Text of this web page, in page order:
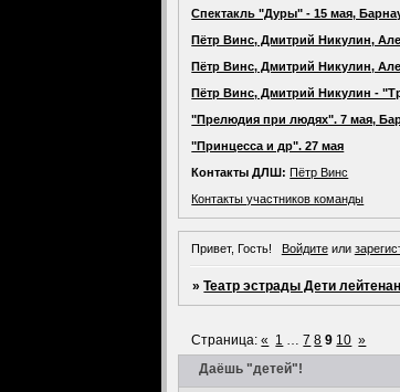
Спектакль "Дуры" - 15 мая,
Пётр Винс, Дмитрий Никулин,
Пётр Винс, Дмитрий Никулин,
Пётр Винс, Дмитрий Никулин -
"Прелюдия при людях". 7 мая,
"Принцесса и др". 27 мая
Контакты ДЛШ: Пётр Винс
Контакты участников команды
Привет, Гость! Войдитеили
»Театр эстрады Дети
Даёшь "детей"!
Страница:« 1 … 7 8 9 10 »